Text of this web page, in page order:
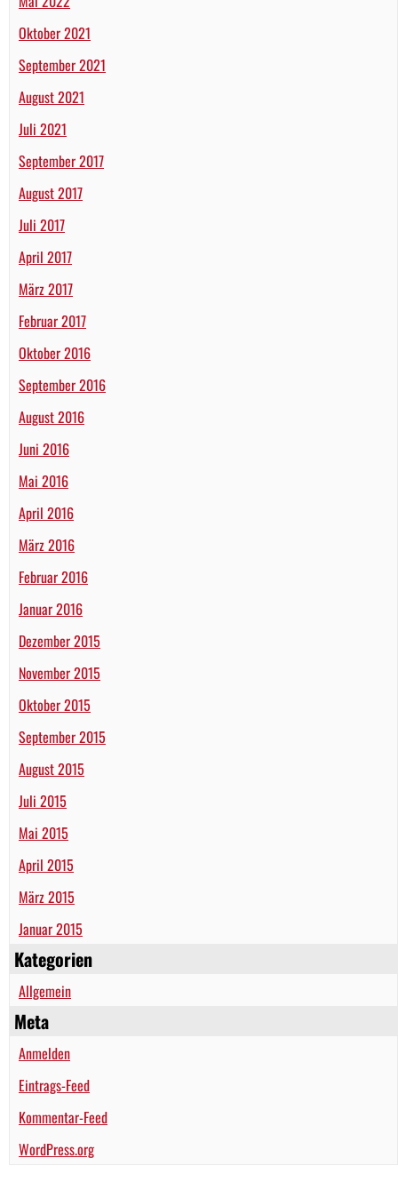
Oktober 2021
September 2021
August 2021
Juli 2021
September 2017
August 2017
Juli 2017
April 2017
März 2017
Februar 2017
Oktober 2016
September 2016
August 2016
Juni 2016
Mai 2016
April 2016
März 2016
Februar 2016
Januar 2016
Dezember 2015
November 2015
Oktober 2015
September 2015
August 2015
Juli 2015
Mai 2015
April 2015
März 2015
Januar 2015
Kategorien
Allgemein
Meta
Anmelden
Eintrags-Feed
Kommentar-Feed
WordPress.org